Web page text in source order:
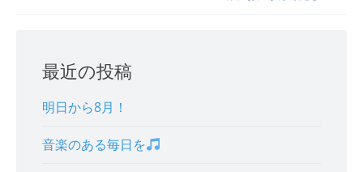
最近の投稿
明日から8月！
音楽のある毎日を